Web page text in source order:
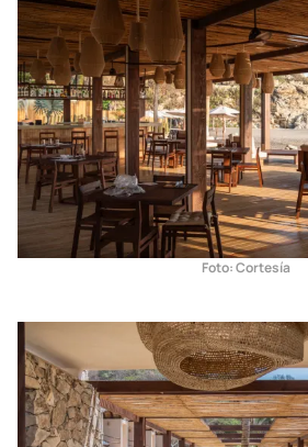
Foto: Cortesía